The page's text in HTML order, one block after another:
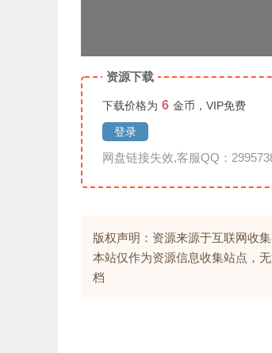
资源下载
下载价格为 6 金币，VIP免费
登录
网盘链接失效,客服QQ：
版权声明：资源来源于互联网收
本站仅作为资源信息收集站点，
档